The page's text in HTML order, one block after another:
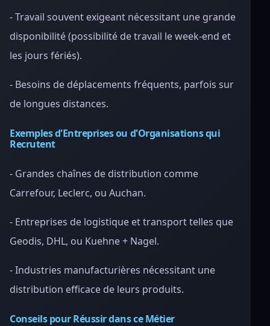
- Travail souvent exigeant nécessitant une grande
disponibilité (possibilité de travail le week-end et
les jours fériés).
- Besoins de déplacements fréquents, parfois sur
de longues distances.
Exemples d'Entreprises ou d'Organisations qui
Recrutent
- Grandes chaînes de distribution comme
Carrefour, Leclerc, ou Auchan.
- Entreprises de logistique et transport telles que
Geodis, DHL, ou Kuehne + Nagel.
- Industries manufacturières nécessitant une
distribution efficace de leurs produits.
Conseils pour Réussir dans ce Métier